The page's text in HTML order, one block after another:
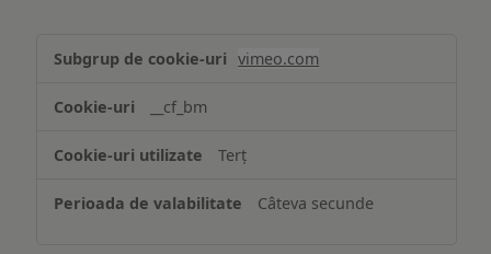
funcționalităților
ului
vimeo.com
__cf_bm
Terț
Câteva secunde